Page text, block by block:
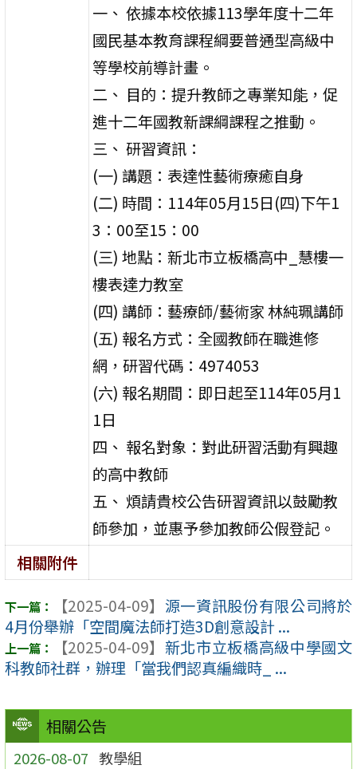
相關公告
2026-08-07 教學組
一、 依據本校依據113學年度十二年
國民基本教育課程綱要普通型高級中
等學校前導計畫。
二、 目的：提升教師之專業知能，促
進十二年國教新課綱課程之推動。
三、 研習資訊：
(一) 講題：表達性藝術療癒自身
(二) 時間：114年05月15日(四)下午1
3：00至15：00
(三) 地點：新北市立板橋高中_慧樓一
樓表達力教室
(四) 講師：藝療師/藝術家 林純珮講師
(五) 報名方式：全國教師在職進修
網，研習代碼：4974053
(六) 報名期間：即日起至114年05月1
1日
四、 報名對象：對此研習活動有興趣
的高中教師
五、 煩請貴校公告研習資訊以鼓勵教
師參加，並惠予參加教師公假登記。
相關附件
【2025-04-09】 源一資訊股份有限公司將於
4月份舉辦「空間魔法師打造3D創意設計 ...
【2025-04-09】 新北市立板橋高級中學國文
科教師社群，辦理「當我們認真編織時_ ...